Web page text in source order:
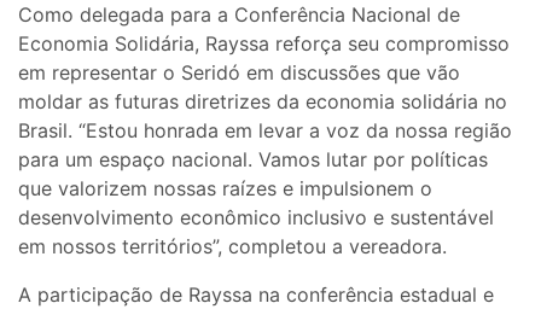
Como delegada para a Conferência Nacional de
Economia Solidária, Rayssa reforça seu compromisso
em representar o Seridó em discussões que vão
moldar as futuras diretrizes da economia solidária no
Brasil. “Estou honrada em levar a voz da nossa região
para um espaço nacional. Vamos lutar por políticas
que valorizem nossas raízes e impulsionem o
desenvolvimento econômico inclusivo e sustentável
em nossos territórios”, completou a vereadora.
A participação de Rayssa na conferência estadual e